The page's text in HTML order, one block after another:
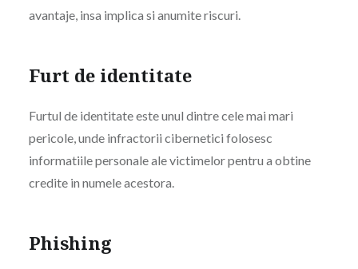
avantaje, insa implica si anumite riscuri.
Furt de identitate
Furtul de identitate este unul dintre cele mai mari
pericole, unde infractorii cibernetici folosesc
informatiile personale ale victimelor pentru a obtine
credite in numele acestora.
Phishing